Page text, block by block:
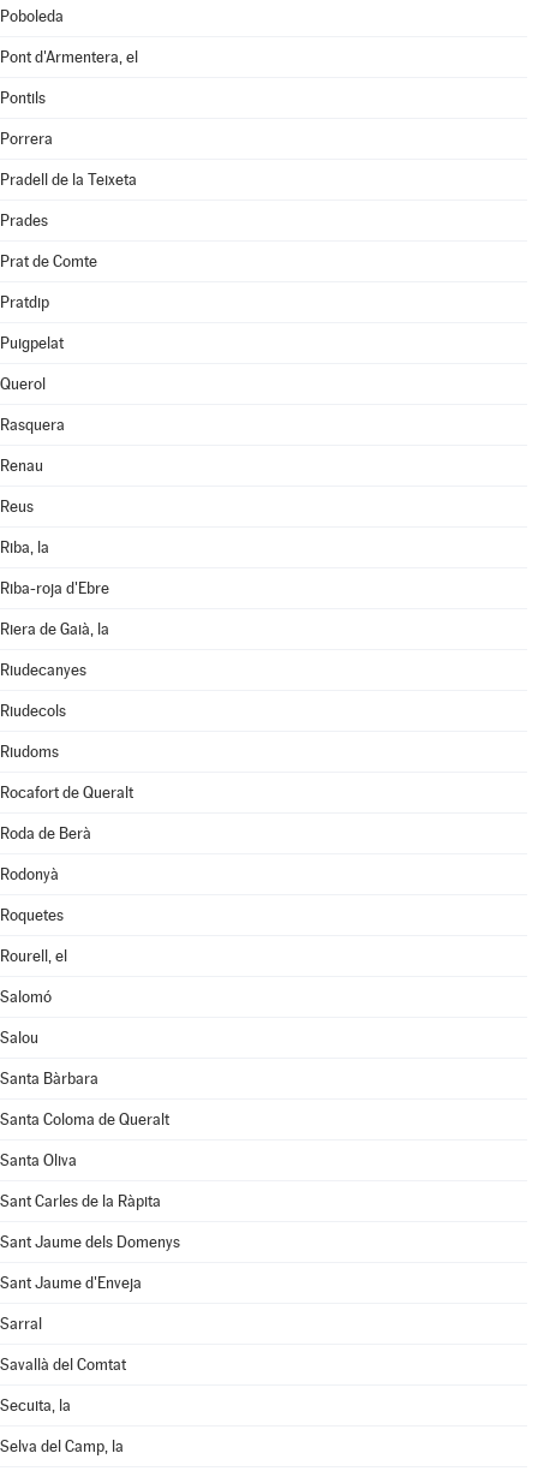
Poboleda
Pont d'Armentera, el
Pontils
Porrera
Pradell de la Teixeta
Prades
Prat de Comte
Pratdip
Puigpelat
Querol
Rasquera
Renau
Reus
Riba, la
Riba-roja d'Ebre
Riera de Gaià, la
Riudecanyes
Riudecols
Riudoms
Rocafort de Queralt
Roda de Berà
Rodonyà
Roquetes
Rourell, el
Salomó
Salou
Santa Bàrbara
Santa Coloma de Queralt
Santa Oliva
Sant Carles de la Ràpita
Sant Jaume dels Domenys
Sant Jaume d'Enveja
Sarral
Savallà del Comtat
Secuita, la
Selva del Camp, la